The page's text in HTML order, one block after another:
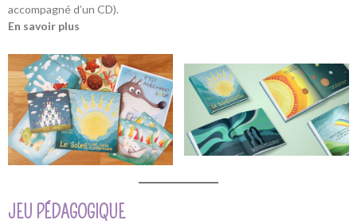
accompagné d’un CD).
En savoir plus
JEU PÉDAGOGIQUE